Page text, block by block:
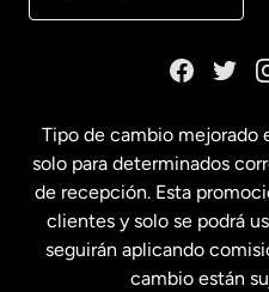
Estados
Estados
Tipo de cambio mejorado
solo para determinados
de recepción. Esta
clientes y solo se podrá
seguirán aplicando
cambio están